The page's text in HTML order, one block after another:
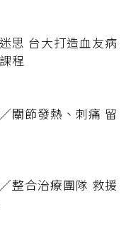
思 台大打造血友病
程
關節發熱、刺痛 留
整合治療團隊 救援